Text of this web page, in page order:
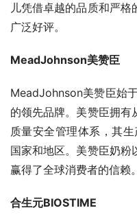
儿凭借卓越的品质和严
广泛好评。
MeadJohnson美赞臣
MeadJohnson美赞臣始
的领先品牌。美赞臣拥有
质量安全管理体系，其
国家和地区。美赞臣奶粉
赢得了全球消费者的信赖。
合生元BIOSTIME